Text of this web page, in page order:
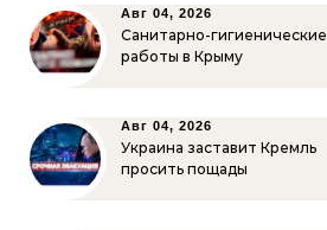
Авг 04, 2026
Санитарно-гигиенические
работы в Крыму
Авг 04, 2026
Украина заставит Кремль
просить пощады